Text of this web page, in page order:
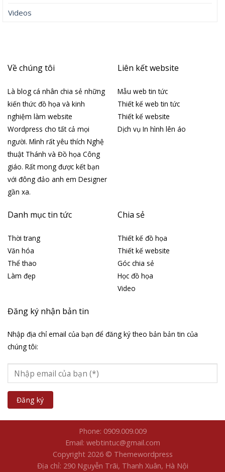
Videos
Về chúng tôi
Là blog cá nhân chia sẻ những
kiến thức đồ họa và kinh
nghiệm làm website
Wordpress cho tất cả mọi
người. Mình rất yêu thích Nghệ
thuật Thánh và Đồ họa Công
giáo. Rất mong được kết bạn
với đông đảo anh em Designer
gần xa.
Liên kết website
Mẫu web tin tức
Thiết kế web tin tức
Thiết kế website
Dịch vụ In hình lên áo
Danh mục tin tức
Thời trang
Văn hóa
Thể thao
Làm đẹp
Chia sẻ
Thiết kế đồ họa
Thiết kế website
Góc chia sẻ
Học đồ họa
Video
Đăng ký nhận bản tin
Nhập địa chỉ email của bạn để đăng ký theo bản bản tin của
chúng tôi:
Phone: 0909.009.009
Email: webtintuc@gmail.com
Copyright 2026 © Themewordpress
Địa chỉ: 290 Nguyễn Trãi, Thanh Xuân, Hà Nội